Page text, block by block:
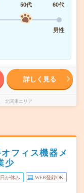
50代
60代
男性
詳しく見る
北関東エリア
フィス機器メ
少
が休み WEB登録OK